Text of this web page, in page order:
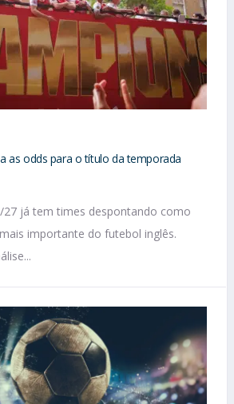
as odds para o título da temporada
já tem times despontando como
importante do futebol inglês.